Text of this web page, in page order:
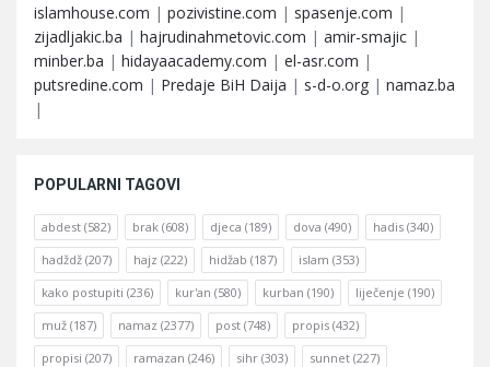
islamhouse.com | pozivistine.com | spasenje.com |
zijadljakic.ba | hajrudinahmetovic.com | amir-smajic |
minber.ba | hidayaacademy.com | el-asr.com |
putsredine.com | Predaje BiH Daija | s-d-o.org | namaz.ba
|
POPULARNI TAGOVI
abdest (582) brak (608) djeca (189) dova (490) hadis (340)
hadždž (207) hajz (222) hidžab (187) islam (353)
kako postupiti (236) kur'an (580) kurban (190) liječenje (190)
muž (187) namaz (2377) post (748) propis (432)
propisi (207) ramazan (246) sihr (303) sunnet (227)